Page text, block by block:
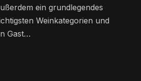
ein grundlegendes
Weinkategorien und
Gast…